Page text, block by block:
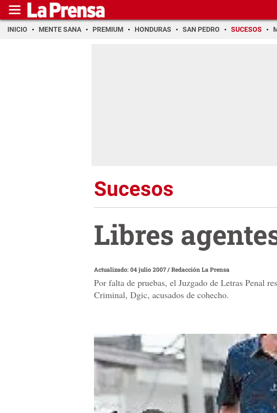
INICIO MENTE SANA PREMIUM HONDURAS SAN PEDRO SUCESOS
Sucesos
Libres
Actualizado: 04 julio 2007/Redacción La Prensa
Por falta de pruebas, el Juzgado de Letras Penal
Criminal, Dgic, acusados de cohecho.